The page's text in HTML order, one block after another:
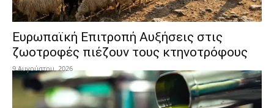
Ευρωπαϊκή Επιτροπή Αυξήσεις στις
ζωοτροφές πιέζουν τους κτηνοτρόφους
9 Αυγούστου, 2026